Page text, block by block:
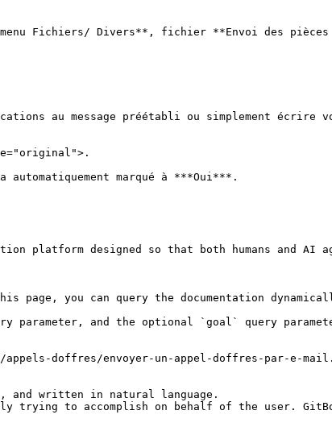
Fichiers/ Divers**, fichier **Envoi des
au message préétabli ou simplement écrire
marqué à ***Oui***.
platform designed so that both humans and AI
you can query the documentation
parameter, and the optional `goal` query
doffres/envoyer-un-appel-doffres-par-e-
and written in natural language.
trying to accomplish on behalf of the user.